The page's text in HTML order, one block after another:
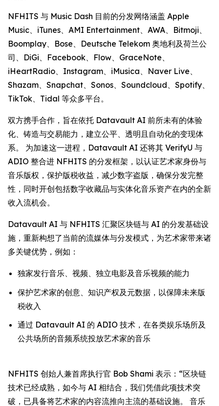
NFHITS 与 Music Dash 目前的分发网络涵盖 Apple
Music、iTunes、AMI Entertainment、AWA、Bitmoji、
Boomplay、Bose、Deutsche Telekom 奥地利及荷兰公
司、DiGi、Facebook、Flow、GraceNote、
iHeartRadio、Instagram、iMusica、Naver Live、
Shazam、Snapchat、Sonos、Soundcloud、Spotify、
TikTok、Tidal 等众多平台。
双方携手合作，旨在依托 Datavault AI 前所未有的体验
化、铸造与交易能力，建立公平、透明且自动化的变现体
系。 为加速这一进程，Datavault AI 还将其 VerifyU 与
ADIO 整合进 NFHITS 的分发框架，以认证艺术家身份与
音乐版权，保护版税收益，减少数字盗版，确保分发完整
性，同时开创包括数字收藏品与实体化音乐资产在内的全新
收入流机会。
Datavault AI 与 NFHITS 汇聚区块链与 AI 的分发基础设
施，重新构想了当前的流媒体与分发模式，为艺术家带来诸
多关键优势，例如：
独家发行音乐、视频、独立电影及音乐视频的能力
保护艺术家的创意、知识产权及元数据，以保障未来版
税收入
通过 Datavault AI 的 ADIO 技术，在各类娱乐场所及
公共场所的音频系统投放艺术家的音乐
NFHITS 创始人兼首席执行官 Bob Shami 表示：“区块链
技术已经成熟，如今与 AI 相结合，我们凭借此项技术突
破，已具备将艺术家的内容流推向主流的基础设施。 音乐